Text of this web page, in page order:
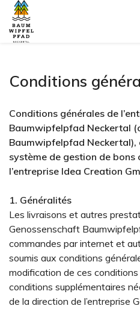
Conditions
Conditions générales de
Baumwipfelpfad Neckertal
Baumwipfelpfad Neckertal),
système de gestion de
l’entreprise Idea Creation
1. Généralités
Les livraisons et autres
Genossenschaft
commandes par internet et
soumis aux conditions
modification de ces conditions
conditions supplémentaires
de la direction de l’entreprise